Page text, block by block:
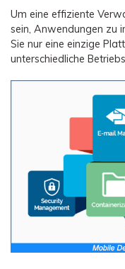
Um eine effiziente
sein, Anwendungen zu
Sie nur eine einzige
unterschiedliche